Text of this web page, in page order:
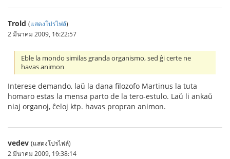
Trold (แสดงโปรไฟล์)
2 มีนาคม 2009, 16:22:57
Eble la mondo similas granda organismo, sed ĝi certe ne
havas animon
Interese demando, laŭ la dana filozofo Martinus la tuta
homaro estas la mensa parto de la tero-estulo. Laŭ li ankaŭ
niaj organoj, ĉeloj ktp. havas propran animon.
vedev (แสดงโปรไฟล์)
2 มีนาคม 2009, 19:38:14